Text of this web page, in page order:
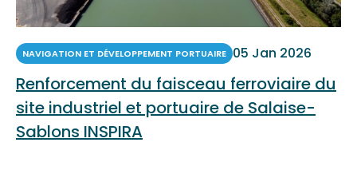
NAVIGATION ET DÉVELOPPEMENT PORTUAIRE 05 Jan 2026
Renforcement du faisceau ferroviaire du
site industriel et portuaire de Salaise-
Sablons INSPIRA